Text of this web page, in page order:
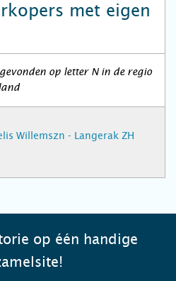
met eigen
op letter N in de regio
Willemszn - Langerak ZH
op één handige